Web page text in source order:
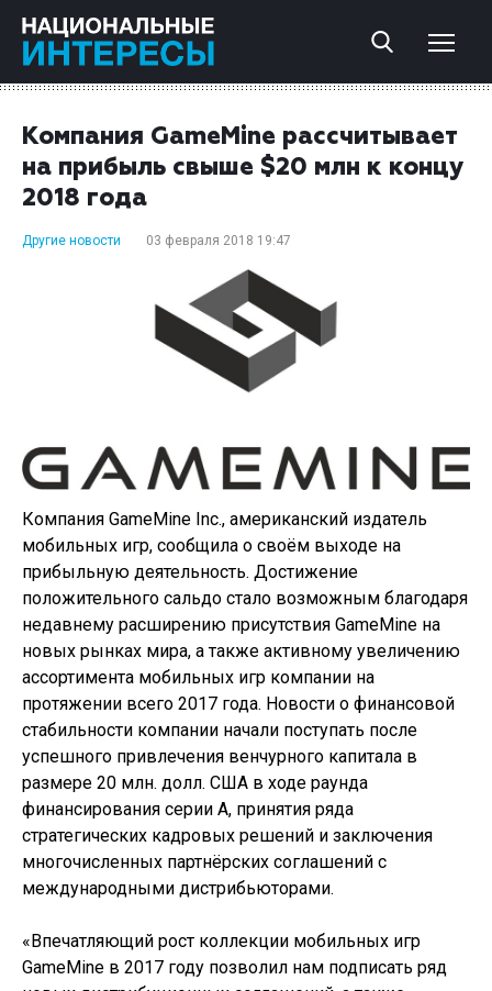
Компания GameMine рассчитывает
на прибыль свыше $20 млн к концу
2018 года
Другие новости 03 февраля 2018 19:47
Компания GameMine Inc., американский издатель
мобильных игр, сообщила о своём выходе на
прибыльную деятельность. Достижение
положительного сальдо стало возможным благодаря
недавнему расширению присутствия GameMine на
новых рынках мира, а также активному увеличению
ассортимента мобильных игр компании на
протяжении всего 2017 года. Новости о финансовой
стабильности компании начали поступать после
успешного привлечения венчурного капитала в
размере 20 млн. долл. США в ходе раунда
финансирования серии А, принятия ряда
стратегических кадровых решений и заключения
многочисленных партнёрских соглашений с
международными дистрибьюторами.
«Впечатляющий рост коллекции мобильных игр
GameMine в 2017 году позволил нам подписать ряд